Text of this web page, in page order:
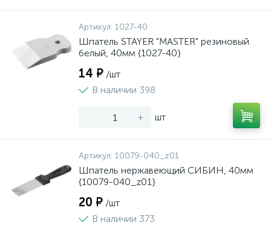
Артикул: 1027-40
Шпатель STAYER "MASTER" резиновый
белый, 40мм {1027-40}
14 ₽ /шт
В наличии 398
- + шт
Артикул: 10079-040_z01
Шпатель нержавеющий СИБИН, 40мм
{10079-040_z01}
20 ₽ /шт
В наличии 373